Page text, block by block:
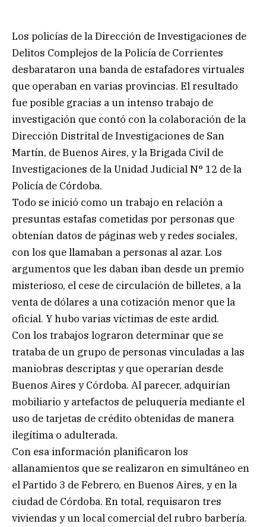
Los policías de la Dirección de Investigaciones de
Delitos Complejos de la Policía de Corrientes
desbarataron una banda de estafadores virtuales
que operaban en varias provincias. El resultado
fue posible gracias a un intenso trabajo de
investigación que contó con la colaboración de la
Dirección Distrital de Investigaciones de San
Martín, de Buenos Aires, y la Brigada Civil de
Investigaciones de la Unidad Judicial N° 12 de la
Policía de Córdoba.
Todo se inició como un trabajo en relación a
presuntas estafas cometidas por personas que
obtenían datos de páginas web y redes sociales,
con los que llamaban a personas al azar. Los
argumentos que les daban iban desde un premio
misterioso, el cese de circulación de billetes, a la
venta de dólares a una cotización menor que la
oficial. Y hubo varias víctimas de este ardid.
Con los trabajos lograron determinar que se
trataba de un grupo de personas vinculadas a las
maniobras descriptas y que operarían desde
Buenos Aires y Córdoba. Al parecer, adquirían
mobiliario y artefactos de peluquería mediante el
uso de tarjetas de crédito obtenidas de manera
ilegítima o adulterada.
Con esa información planificaron los
allanamientos que se realizaron en simultáneo en
el Partido 3 de Febrero, en Buenos Aires, y en la
ciudad de Córdoba. En total, requisaron tres
viviendas y un local comercial del rubro barbería.